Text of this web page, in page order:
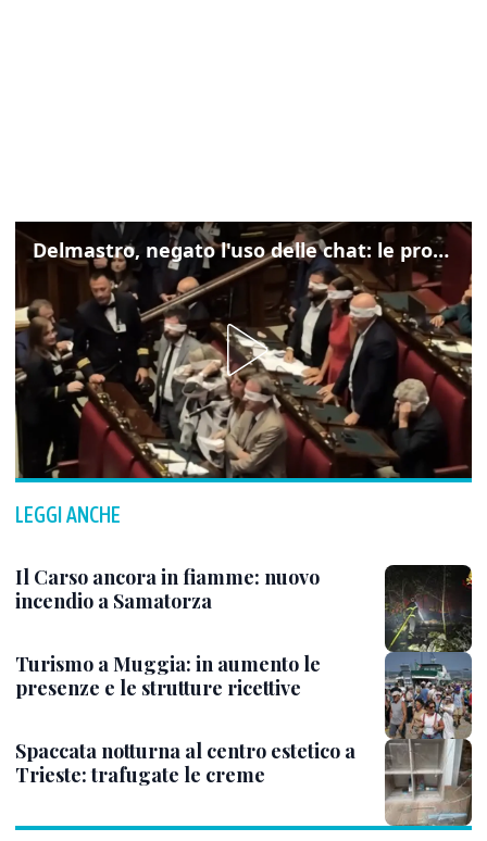
Delmastro, negato l'uso delle chat: le proteste di Avs e M5s
LEGGI ANCHE
Il Carso ancora in fiamme: nuovo
incendio a Samatorza
Turismo a Muggia: in aumento le
presenze e le strutture ricettive
Spaccata notturna al centro estetico a
Trieste: trafugate le creme